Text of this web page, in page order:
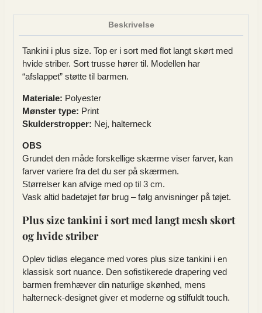
Beskrivelse
Tankini i plus size. Top er i sort med flot langt skørt med
hvide striber. Sort trusse hører til. Modellen har
“afslappet” støtte til barmen.
Materiale: Polyester
Mønster type: Print
Skulderstropper: Nej, halterneck
OBS
Grundet den måde forskellige skærme viser farver, kan
farver variere fra det du ser på skærmen.
Størrelser kan afvige med op til 3 cm.
Vask altid badetøjet før brug – følg anvisninger på tøjet.
Plus size tankini i sort med langt mesh skørt
og hvide striber
Oplev tidløs elegance med vores plus size tankini i en
klassisk sort nuance. Den sofistikerede drapering ved
barmen fremhæver din naturlige skønhed, mens
halterneck-designet giver et moderne og stilfuldt touch.